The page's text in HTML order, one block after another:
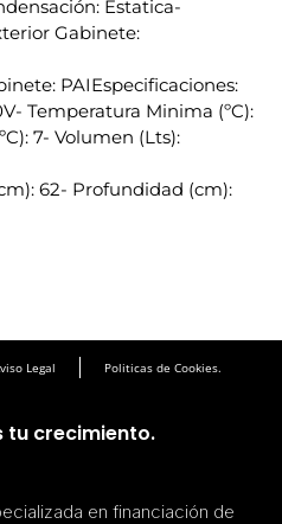
Estatica-
Gabinete:
PAIEspecificaciones:
Temperatura Minima (ºC):
7- Volumen (Lts):
62- Profundidad (cm):
Legal Politicas de Cookies.
tu crecimiento.
en financiación de